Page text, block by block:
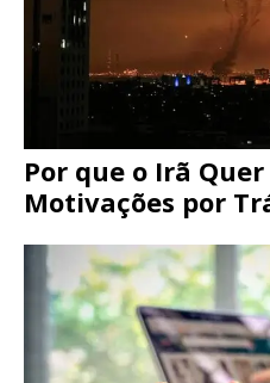
Por que o Irã
Motivações por